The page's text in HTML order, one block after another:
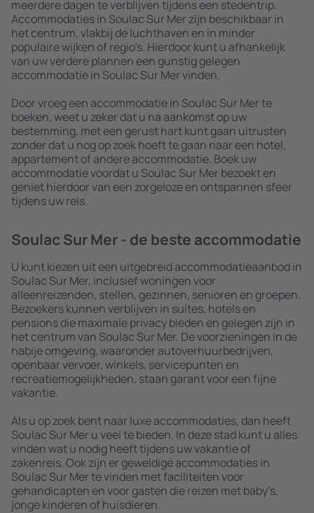
meerdere dagen te verblijven tijdens een stedentrip.
Accommodaties in Soulac Sur Mer zijn beschikbaar in
het centrum, vlakbij de luchthaven en in minder
populaire wijken of regio's. Hierdoor kunt u afhankelijk
van uw verdere plannen een gunstig gelegen
accommodatie in Soulac Sur Mer vinden.
Door vroeg een accommodatie in Soulac Sur Mer te
boeken, weet u zeker dat u na aankomst op uw
bestemming, met een gerust hart kunt gaan uitrusten
zonder dat u nog op zoek hoeft te gaan naar een hotel,
appartement of andere accommodatie. Boek uw
accommodatie voordat u Soulac Sur Mer bezoekt en
geniet hierdoor van een zorgeloze en ontspannen sfeer
tijdens uw reis.
Soulac Sur Mer - de beste accommodatie
U kunt kiezen uit een uitgebreid accommodatieaanbod in
Soulac Sur Mer, inclusief woningen voor
alleenreizenden, stellen, gezinnen, senioren en groepen.
Bezoekers kunnen verblijven in suites, hotels en
pensions die maximale privacy bieden en gelegen zijn in
het centrum van Soulac Sur Mer. De voorzieningen in de
nabije omgeving, waaronder autoverhuurbedrijven,
openbaar vervoer, winkels, servicepunten en
recreatiemogelijkheden, staan garant voor een fijne
vakantie.
Als u op zoek bent naar luxe accommodaties, dan heeft
Soulac Sur Mer u veel te bieden. In deze stad kunt u alles
vinden wat u nodig heeft tijdens uw vakantie of
zakenreis. Ook zijn er geweldige accommodaties in
Soulac Sur Mer te vinden met faciliteiten voor
gehandicapten en voor gasten die reizen met baby’s,
jonge kinderen of huisdieren.